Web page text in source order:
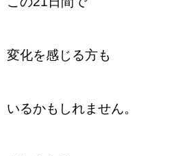
変化を感じる方も
いるかもしれません。